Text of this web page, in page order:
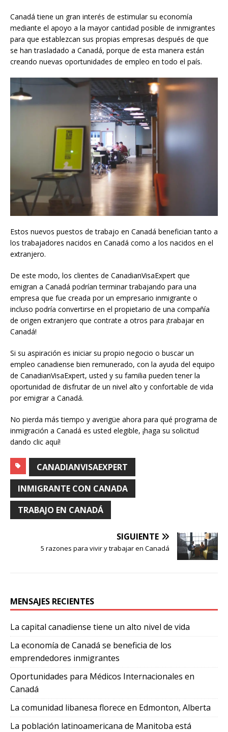
Canadá tiene un gran interés de estimular su economía
mediante el apoyo a la mayor cantidad posible de inmigrantes
para que establezcan sus propias empresas después de que
se han trasladado a Canadá, porque de esta manera están
creando nuevas oportunidades de empleo en todo el país.
Estos nuevos puestos de trabajo en Canadá benefician tanto a
los trabajadores nacidos en Canadá como a los nacidos en el
extranjero.
De este modo, los clientes de CanadianVisaExpert que
emigran a Canadá podrían terminar trabajando para una
empresa que fue creada por un empresario inmigrante o
incluso podría convertirse en el propietario de una compañía
de origen extranjero que contrate a otros para ¡trabajar en
Canadá!
Si su aspiración es iniciar su propio negocio o buscar un
empleo canadiense bien remunerado, con la ayuda del equipo
de CanadianVisaExpert, usted y su familia pueden tener la
oportunidad de disfrutar de un nivel alto y confortable de vida
por emigrar a Canadá.
No pierda más tiempo y averigüe ahora para qué programa de
inmigración a Canadá es usted elegible, ¡haga su solicitud
dando clic aquí!
CANADIANVISAEXPERT
INMIGRANTE CON CANADA
TRABAJO EN CANADÁ
SIGUIENTE
5 razones para vivir y trabajar en Canadá
MENSAJES RECIENTES
La capital canadiense tiene un alto nivel de vida
La economía de Canadá se beneficia de los
emprendedores inmigrantes
Oportunidades para Médicos Internacionales en
Canadá
La comunidad libanesa florece en Edmonton, Alberta
La población latinoamericana de Manitoba está